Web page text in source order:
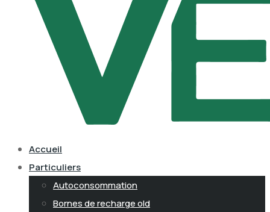
Accueil
Particuliers
Autoconsommation
Bornes de recharge old